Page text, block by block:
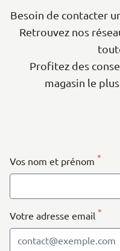
Besoin de contacter
Retrouvez nos
Profitez des
magasin le
Vos nom et prénom *
Votre adresse email *